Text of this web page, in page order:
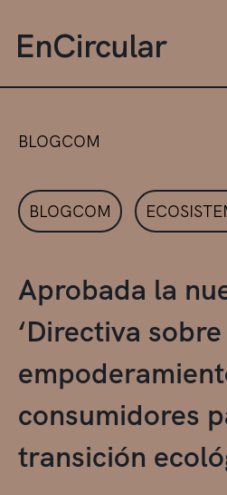
BLOGCOM
BLOGCOM
Aprobada la
‘Directiva
consumidores
transición